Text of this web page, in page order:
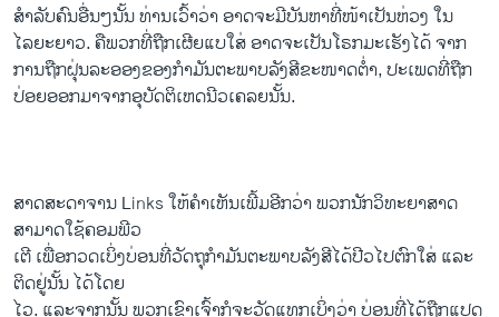
ສຳລັບ​ຄົນ​ອື່ນໆນັ້ນ ທ່ານ​ເວົ້າວ່າ ອາດ​ຈະ​ມີ​ບັນຫາ​ທີ່ໜ້າ​ເປັນ​ຫ່ວງ​ ໃນ​
ໄລຍະ​ຍາວ. ຄື​ພວກທີ່​ຖືກເຜີຍ​ແບ​ໃສ່​ ອາດຈະເປັນ​ໂຣກ​ມະ​ເຮັງ​ໄດ້ ​ຈາກ​
ການ​ຖືກຝຸ່ນ​ລະອອງ​ຂອງກໍາມັນ​ຕະພາບ​ລັງສີຂະໜາດຕໍ່າ, ປະ​ເພດ​ທີ່​ຖືກ​
ປ່ອຍ​ອອກ​ມາ​ຈາກ​ອຸບັດ​ຕິ​ເຫດນີວ​ເຄລຍນັ້ນ.
ສາດສະດາຈານ Links ໃຫ້​ຄໍາ​ເຫັນ​ເພີ້ມອີກ​ວ່າ ພວກ​ນັກ​ວິທະຍາ​ສາດ​
ສາມາດ​ໃຊ້​ຄອມ​ພີ​ວ​
ເຕີ ​ເພື່ອກວດເບິ່ງ​ບ່ອນ​ທີ່ວັດຖຸ​ກໍາມັນ​ຕະພາບ​ລັງສີ​ໄດ້​ປີວ​ໄປ​ຕົກ​ໃສ່​ ແລະ​
ຕິດ​ຢູ່​ນັ້ນ ໄດ້​ໂດຍ
ໄວ. ​ແລະ​ຈາກ​ນັ້ນ ພວກ​ເຂົາ​ເຈົ້າກໍ​ຈະວັດ​ແທກເບິ່ງວ່າ ​ບ່ອນ​ທີ່​ໄດ້​ຖືກແປດ​